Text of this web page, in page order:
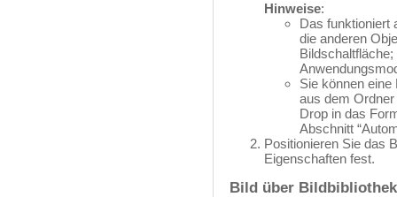
Hinweise:
Das funktioniert
die anderen
Sie können eine
aus dem Ordner
Drop in das
Abschnitt
Positionieren Sie das
Eigenschaften fest.
Bild über